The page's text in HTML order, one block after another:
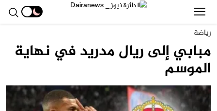
رياضة
مبابي إلى ريال مدريد في نهاية
الموسم